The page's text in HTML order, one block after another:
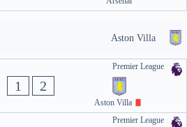
Aston Villa
Premier League
1 2
Aston Villa
Premier League